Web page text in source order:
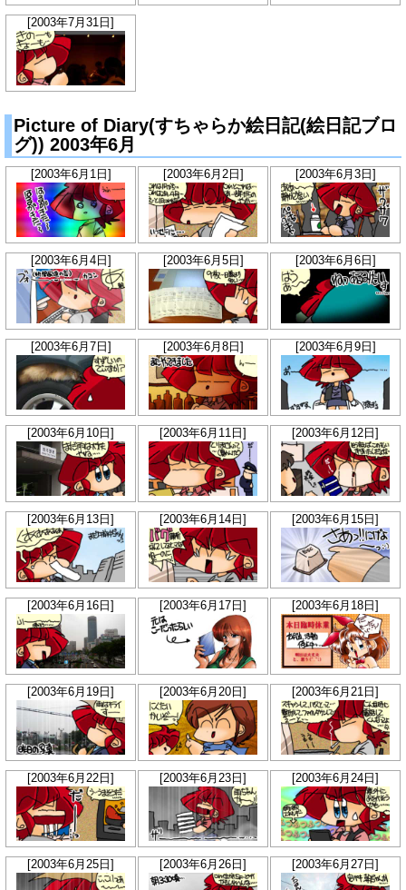
[2003年7月31日]
Picture of Diary(すちゃらか絵日記(絵日記ブロ
グ)) 2003年6月
[2003年6月1日] [2003年6月2日] [2003年6月3日]
[2003年6月4日] [2003年6月5日] [2003年6月6日]
[2003年6月7日] [2003年6月8日] [2003年6月9日]
[2003年6月10日] [2003年6月11日] [2003年6月12日]
[2003年6月13日] [2003年6月14日] [2003年6月15日]
[2003年6月16日] [2003年6月17日] [2003年6月18日]
[2003年6月19日] [2003年6月20日] [2003年6月21日]
[2003年6月22日] [2003年6月23日] [2003年6月24日]
[2003年6月25日] [2003年6月26日] [2003年6月27日]